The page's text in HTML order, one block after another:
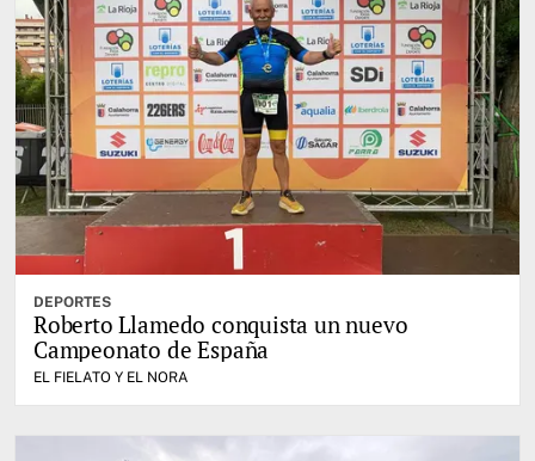
DEPORTES
Roberto Llamedo conquista un nuevo
Campeonato de España
EL FIELATO Y EL NORA